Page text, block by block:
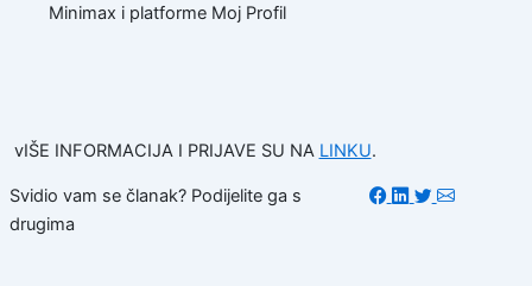
Minimax i platforme Moj Profil
vIŠE INFORMACIJA I PRIJAVE SU NA LINKU.
Svidio vam se članak? Podijelite ga s
drugima